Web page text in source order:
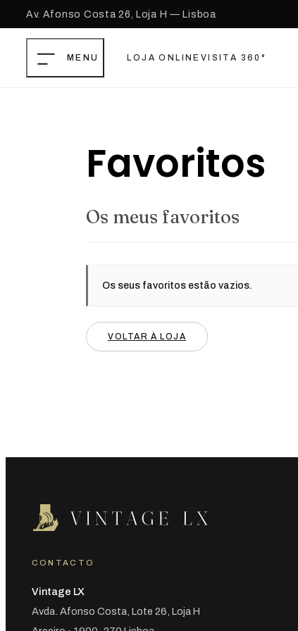
Saltar para o conteúdo principal
Av. Afonso Costa 26, Loja H — Lisboa
LOJA ONLINE VISITA 360°
Favoritos
Os meus favoritos
Os seus favoritos estão vazios.
VOLTAR À LOJA
CONTACTO
Vintage LX
Avda. Afonso Costa, Lote 26, Loja H